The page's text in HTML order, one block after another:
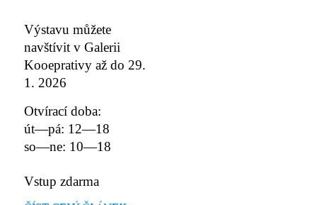
Výstavu můžete
navštívit v Galerii
Kooeprativy až do 29.
1. 2026
Otvírací doba:
út—pá: 12—18
so—ne: 10—18
Vstup zdarma